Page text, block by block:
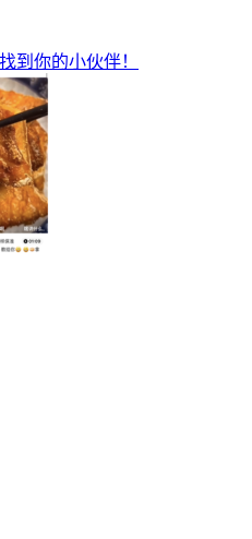
到你的小伙伴！